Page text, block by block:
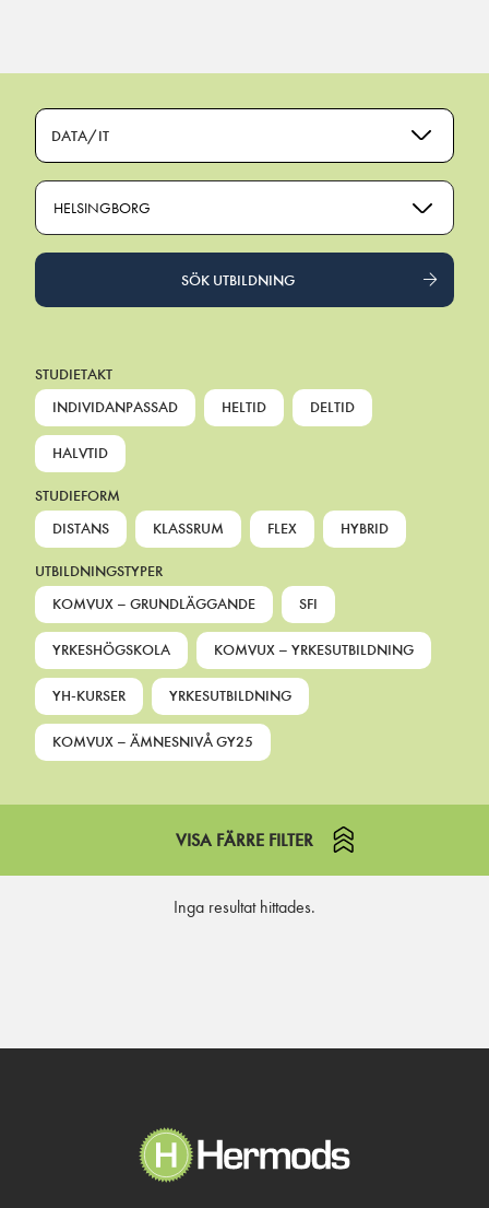
DATA/IT
HELSINGBORG
SÖK UTBILDNING
STUDIETAKT
INDIVIDANPASSAD
HELTID DELTID
HALVTID
STUDIEFORM
DISTANS
KLASSRUM FLEX HYBRID
UTBILDNINGSTYPER
KOMVUX – GRUNDLÄGGANDE
SFI
YRKESHÖGSKOLA KOMVUX – YRKESUTBILDNING
YH-KURSER YRKESUTBILDNING
KOMVUX – ÄMNESNIVÅ GY25
VISA FÄRRE FILTER
Inga resultat hittades.